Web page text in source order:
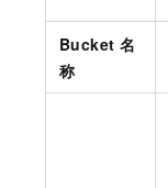
Bucket 名
称